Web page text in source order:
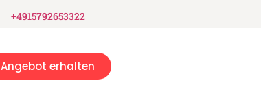
+4915792653322
Angebot erhalten